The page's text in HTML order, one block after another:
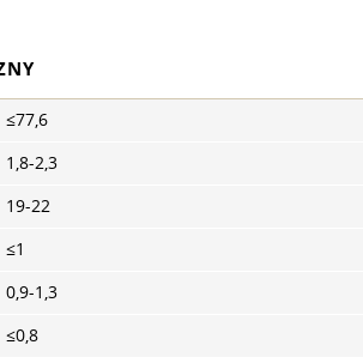
≤77,6
1,8-2,3
19-22
≤1
0,9-1,3
≤0,8